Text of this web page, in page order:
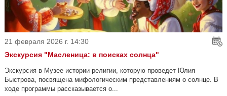
21 февраля 2026 г. 14:30
Экскурсия "Масленица: в поисках солнца"
Экскурсия в Музее истории религии, которую проведет Юлия
Быстрова, посвящена мифологическим представлениям о солнце. В
ходе программы рассказывается о...